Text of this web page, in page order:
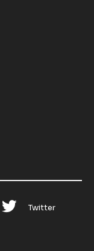
Twitter